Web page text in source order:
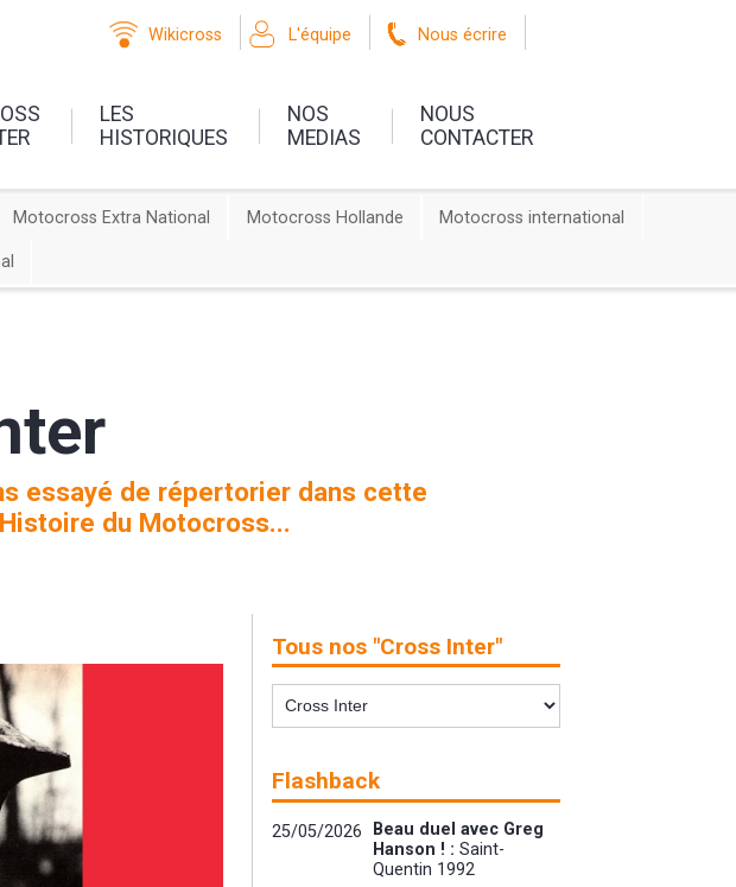
Wikicross L'équipe Nous écrire
LES
HISTORIQUES
NOS
MEDIAS
NOUS
CONTACTER
Motocross Extra National Motocross Hollande Motocross international
essayé de répertorier dans cette
du Motocross...
Tous nos "Cross Inter"
Flashback
25/05/2026
Beau duel avec Greg
Hanson ! :Saint-
Quentin 1992